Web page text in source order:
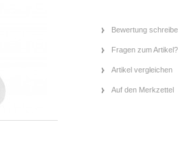
Bewertung
Fragen zum Artikel?
Artikel vergleichen
Auf den Merkzettel